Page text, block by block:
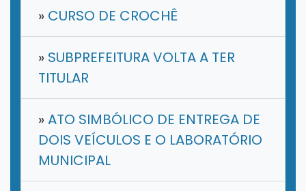
» CURSO DE CROCHÊ
» SUBPREFEITURA VOLTA A TER
TITULAR
»ATO SIMBÓLICO DE ENTREGA DE
DOIS VEÍCULOS E O LABORATÓRIO
MUNICIPAL